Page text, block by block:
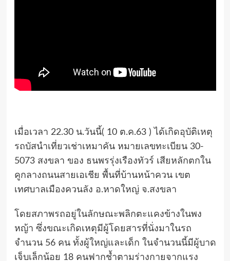
เมื่อเวลา 22.30 น.วันนี้( 10 ต.ค.63 ) ได้เกิดอุบัติเหตุ
รถบัสนำเที่ยวเช่าเหมาคัน หมายเลขทะเบียน 30-
5073 สงขลา ของ ธนพรรุ่งเรืองทัวร์ เสียหลักตกใน
คูกลางถนนสายเอเชีย พื้นที่บ้านหน้าควน เขต
เทศบาลเมืองควนลัง อ.หาดใหญ่ จ.สงขลา
โดยสภาพรถอยู่ในลักษณะพลิกตะแคงข้างในพง
หญ้า ซึ่งขณะเกิดเหตุมีผู้โดยสารที่นั่งมาในรถ
จำนวน 56 คน ทั้งผู้ใหญ่และเด็ก ในจำนวนนี้มีผู้บาด
เจ็บเล็กน้อย 18 คนฟากช้ำตามร่างกายจากแรง